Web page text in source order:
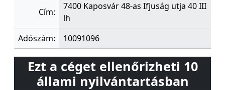
Cím:
7400 Kaposvár 48-as Ifjuság utja 40 III
lh
Adószám:
10091096
Ezt a céget ellenőrizheti 10
állami nyilvántartásban